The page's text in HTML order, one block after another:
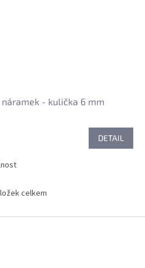
- kulička 6 mm
DETAIL
O
l
celkem